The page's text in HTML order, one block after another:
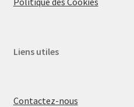
Liens utiles
Contactez-nous